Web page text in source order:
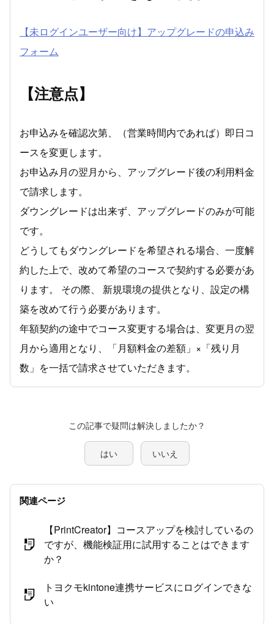
【未ログインユーザー向け】アップグレードの申込み
フォーム
【注意点】
お申込みを確認次第、（営業時間内であれば）即日コ
ースを変更します。
お申込み月の翌月から、アップグレード後の利用料金
で請求します。
ダウングレードは出来ず、アップグレードのみが可能
です。
どうしてもダウングレードを希望される場合、一度解
約した上で、改めて希望のコースで契約する必要があ
ります。 その際、 新規環境の提供となり、設定の構
築を改めて行う必要があります。
年額契約の途中でコース変更する場合は、変更月の翌
月から適用となり、「月額料金の差額」×「残り月
数」を一括で請求させていただきます。
この記事で疑問は解決しましたか？
はい いいえ
関連ページ
【PrintCreator】コースアップを検討しているの
ですが、機能検証用に試用することはできます
か？
トヨクモkintone連携サービスにログインできな
い